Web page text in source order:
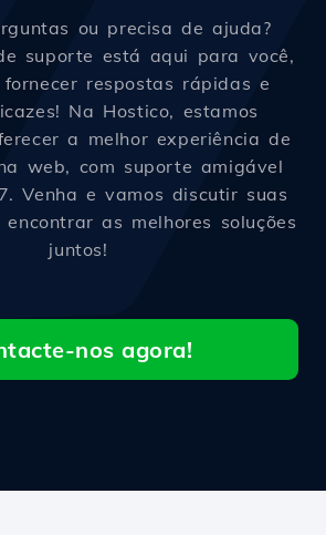
ou precisa de ajuda?
suporte está aqui para você,
respostas rápidas e
Na Hostico, estamos
a melhor experiência de
web, com suporte amigável
Venha e vamos discutir suas
encontrar as melhores soluções
juntos!
nos agora!